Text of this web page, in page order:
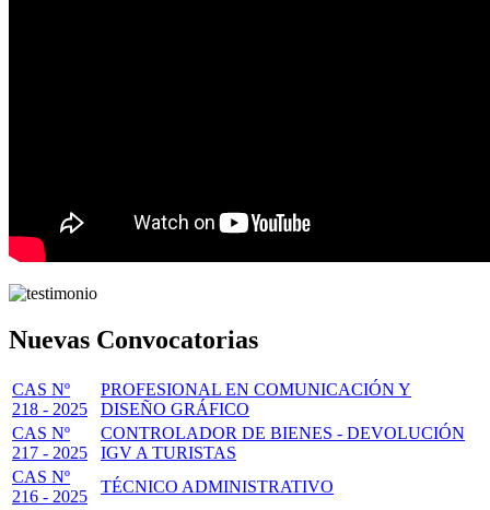
Nuevas Convocatorias
CAS Nº
218 - 2025
PROFESIONAL EN COMUNICACIÓN Y
DISEÑO GRÁFICO
CAS Nº
217 - 2025
CONTROLADOR DE BIENES - DEVOLUCIÓN
IGV A TURISTAS
CAS Nº
216 - 2025
TÉCNICO ADMINISTRATIVO